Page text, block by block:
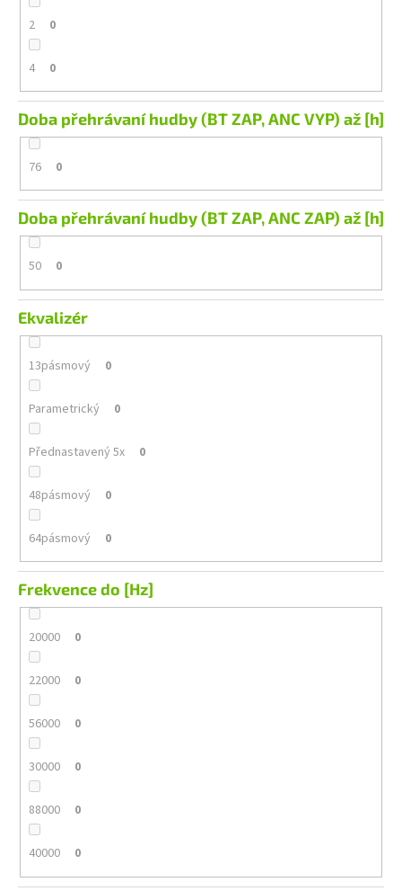
2 0
4 0
Doba přehrávaní hudby (BT ZAP, ANC VYP) až [h]
76 0
Doba přehrávaní hudby (BT ZAP, ANC ZAP) až [h]
50 0
Ekvalizér
13pásmový 0
Parametrický 0
Přednastavený 5x 0
48pásmový 0
64pásmový 0
Frekvence do [Hz]
20000 0
22000 0
56000 0
30000 0
88000 0
40000 0